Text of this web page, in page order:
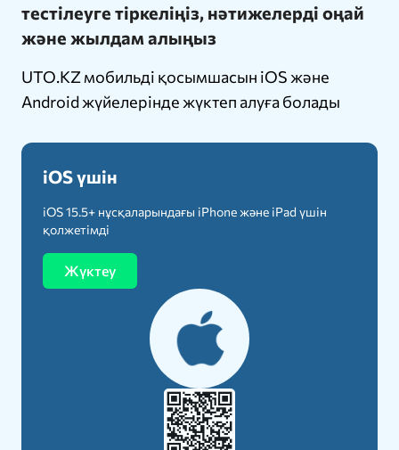
тестілеуге тіркеліңіз, нәтижелерді оңай
және жылдам алыңыз
UTO.KZ мобильді қосымшасын iOS және
Android жүйелерінде жүктеп алуға болады
iOS үшін
iOS 15.5+ нұсқаларындағы iPhone және iPad үшін
қолжетімді
Жүктеу